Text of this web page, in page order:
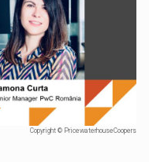
Copyright © PricewaterhouseCoopers